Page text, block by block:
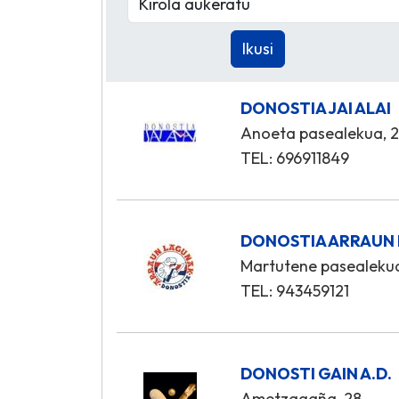
DONOSTIA JAI ALAI
Anoeta pasealekua,
TEL: 696911849
DONOSTIA
Martutene
TEL: 943459121
DONOSTI GAIN A.D.